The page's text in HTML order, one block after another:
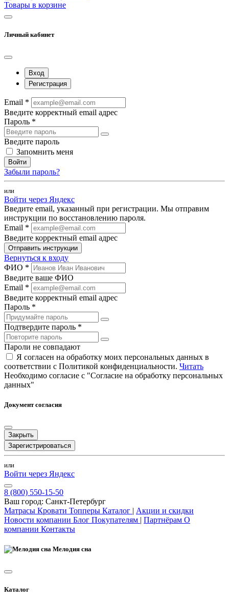
Товары в корзине
Личный кабинет
Вход
Регистрация
Email *
Введите корректный email адрес
Пароль *
Введите пароль
Запомнить меня
Войти
Забыли пароль?
или
Войти через Яндекс
Введите email, указанный при регистрации. Мы отправим
инструкции по восстановлению пароля.
Email *
Введите корректный email адрес
Отправить инструкции
Вернуться к входу
ФИО *
Введите ваше ФИО
Email *
Введите корректный email адрес
Пароль *
Подтвердите пароль *
Пароли не совпадают
Я согласен на обработку моих персональных данных в
соответствии с Политикой конфиденциальности. Читать
Необходимо согласие с "Согласие на обработку персональных
данных"
Документ согласия
Закрыть
Зарегистрироваться
или
Войти через Яндекс
8 (800) 550-15-50
Ваш город: Санкт-Петербург
Матрасы Кровати Топперы Каталог | Акции и скидки
Новости компании Блог Покупателям | Партнёрам О
компании Контакты
Мелодия сна
Каталог